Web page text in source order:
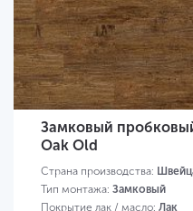
Замковый
Oak Old
Страна производства:
Тип монтажа: Замковый
Покрытие лак / масло: Лак